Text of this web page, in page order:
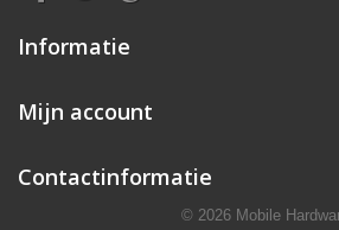
Informatie
Mijn account
Contactinformatie
© 2026 Mobile